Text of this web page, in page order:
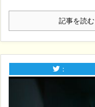
記事を読む
：